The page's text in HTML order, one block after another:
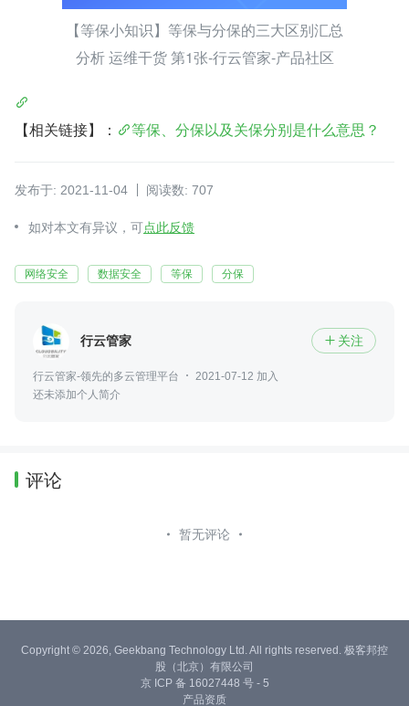
【等保小知识】等保与分保的三大区别汇总
分析 运维干货 第1张-行云管家-产品社区
【相关链接】： 等保、分保以及关保分别是什么意思？
发布于: 2021-11-04 阅读数: 707
如对本文有异议，可点此反馈
网络安全 数据安全 等保 分保
行云管家  关注
行云管家-领先的多云管理平台
2021-07-12 加入
还未添加个人简介
评论
暂无评论
Copyright © 2026, Geekbang Technology Ltd. All rights reserved. 极客邦控
股（北京）有限公司
京 ICP 备 16027448 号 - 5
产品资质